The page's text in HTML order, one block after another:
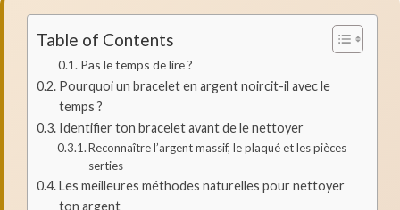
Table of Contents
Pas le temps de lire ?
Pourquoi un bracelet en argent noircit-il avec le
temps ?
Identifier ton bracelet avant de le nettoyer
Reconnaître l’argent massif, le plaqué et les pièces
serties
Les meilleures méthodes naturelles pour nettoyer
ton argent